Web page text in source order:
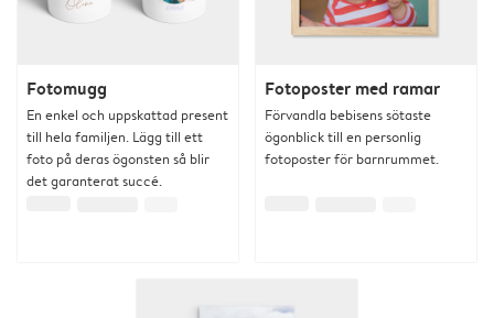
Fotomugg
En enkel och uppskattad present
till hela familjen. Lägg till ett
foto på deras ögonsten så blir
det garanterat succé.
Fotoposter med ramar
Förvandla bebisens sötaste
ögonblick till en personlig
fotoposter för barnrummet.